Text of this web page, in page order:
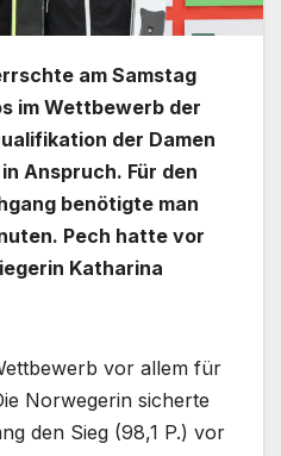
am Samstag
im Wettbewerb der
der Damen
Anspruch. Für den
benötigte man
Pech hatte vor
Katharina
vor allem für
Norwegerin sicherte
den Sieg (98,1 P.) vor